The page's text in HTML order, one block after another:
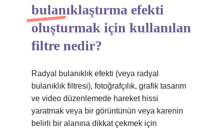
bulanıklaştırma efekti
oluşturmak için kullanılan
filtre nedir?
Radyal bulanıklık efekti (veya radyal
bulanıklık filtresi), fotoğrafçılık, grafik tasarım
ve video düzenlemede hareket hissi
yaratmak veya bir görüntünün veya karenin
belirli bir alanına dikkat çekmek için